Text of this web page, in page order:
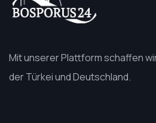
Mit unserer Plattform schaffen
der Türkei und Deutschland.